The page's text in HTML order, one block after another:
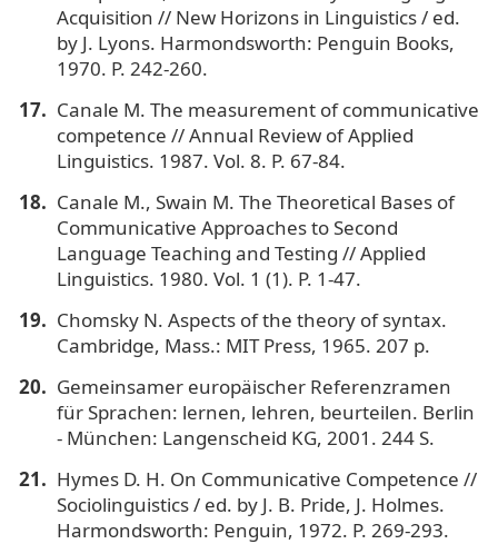
Acquisition // New Horizons in Linguistics / еd.
by J. Lyons. Harmondsworth: Penguin Books,
1970. P. 242-260.
Canale M. The measurement of communicative
competence // Annual Review of Applied
Linguistics. 1987. Vol. 8. P. 67-84.
Canale M., Swain M. The Theoretical Bases of
Communicative Approaches to Second
Language Teaching and Testing // Applied
Linguistics. 1980. Vol. 1 (1). P. 1-47.
Chomsky N. Aspects of the theory of syntax.
Cambridge, Mass.: MIT Press, 1965. 207 p.
Gemeinsamer europäischer Referenzramen
für Sprachen: lernen, lehren, beurteilen. Berlin
- München: Langenscheid KG, 2001. 244 S.
Hymes D. H. On Communicative Competence //
Sociolinguistics / ed. by J. B. Pride, J. Holmes.
Harmondsworth: Penguin, 1972. P. 269-293.